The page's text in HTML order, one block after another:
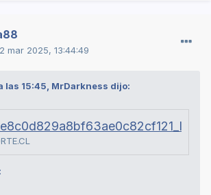
mar 2025, 13:44:49
las 15:45, MrDarkness dijo: